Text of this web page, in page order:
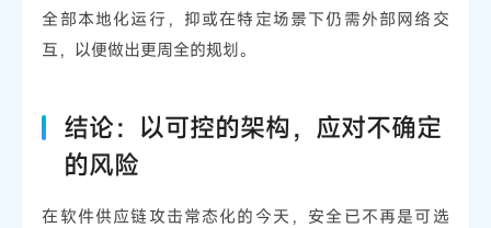
全部本地化运行，抑或在特定场景下仍需外部网络交
互，以便做出更周全的规划。
结论：以可控的架构，应对不确定
的风险
在软件供应链攻击常态化的今天，安全已不再是可选